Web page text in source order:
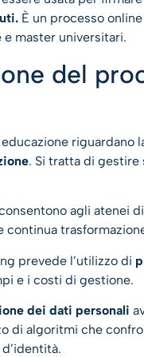
È un processo
master universitari.
del
. Si tratta di gestire
agli atenei
continua
prevede l’utilizzo di
e i costi di gestione.
dei dati personali
di algoritmi che